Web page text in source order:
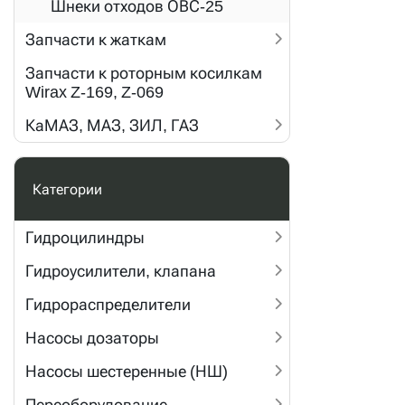
Шнеки отходов ОВС-25
Запчасти к жаткам
Запчасти к роторным косилкам
Wirax Z-169, Z-069
КаМАЗ, МАЗ, ЗИЛ, ГАЗ
Категории
Гидроцилиндры
Гидроусилители, клапана
Гидрораспределители
Насосы дозаторы
Насосы шестеренные (НШ)